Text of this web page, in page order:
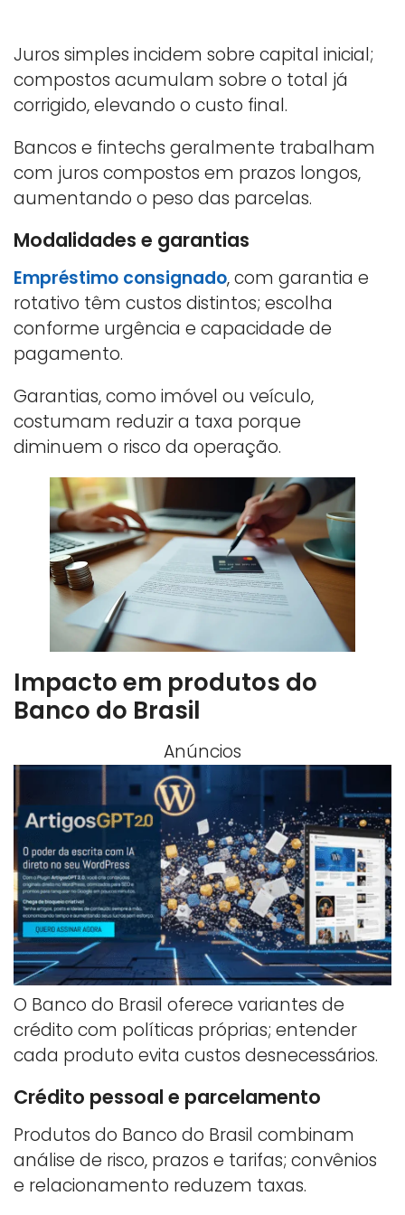
Juros simples incidem sobre capital inicial;
compostos acumulam sobre o total já
corrigido, elevando o custo final.
Bancos e fintechs geralmente trabalham
com juros compostos em prazos longos,
aumentando o peso das parcelas.
Modalidades e garantias
Empréstimo consignado, com garantia e
rotativo têm custos distintos; escolha
conforme urgência e capacidade de
pagamento.
Garantias, como imóvel ou veículo,
costumam reduzir a taxa porque
diminuem o risco da operação.
Impacto em produtos do
Banco do Brasil
Anúncios
O Banco do Brasil oferece variantes de
crédito com políticas próprias; entender
cada produto evita custos desnecessários.
Crédito pessoal e parcelamento
Produtos do Banco do Brasil combinam
análise de risco, prazos e tarifas; convênios
e relacionamento reduzem taxas.